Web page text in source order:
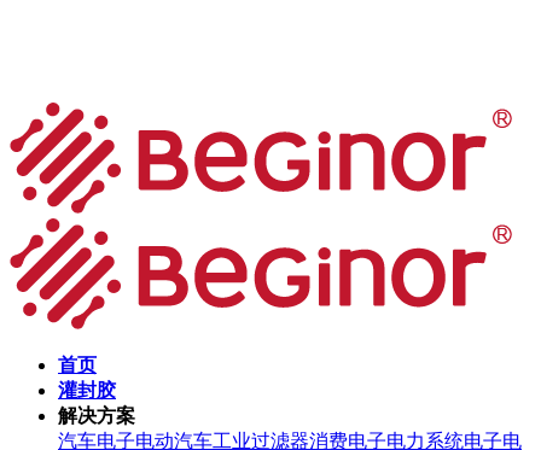
首页
灌封胶
解决方案
汽车电子电动汽车工业过滤器消费电子电力系统电子电